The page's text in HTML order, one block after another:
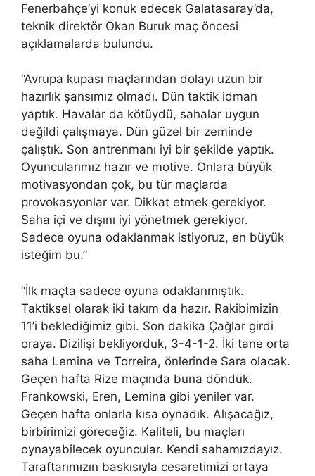
Fenerbahçe’yi konuk edecek Galatasaray’da,
teknik direktör Okan Buruk maç öncesi
açıklamalarda bulundu.
“Avrupa kupası maçlarından dolayı uzun bir
hazırlık şansımız olmadı. Dün taktik idman
yaptık. Havalar da kötüydü, sahalar uygun
değildi çalışmaya. Dün güzel bir zeminde
çalıştık. Son antrenmanı iyi bir şekilde yaptık.
Oyuncularımız hazır ve motive. Onlara büyük
motivasyondan çok, bu tür maçlarda
provokasyonlar var. Dikkat etmek gerekiyor.
Saha içi ve dışını iyi yönetmek gerekiyor.
Sadece oyuna odaklanmak istiyoruz, en büyük
isteğim bu.”
“İlk maçta sadece oyuna odaklanmıştık.
Taktiksel olarak iki takım da hazır. Rakibimizin
11’i beklediğimiz gibi. Son dakika Çağlar girdi
oraya. Dizilişi bekliyorduk, 3-4-1-2. İki tane orta
saha Lemina ve Torreira, önlerinde Sara olacak.
Geçen hafta Rize maçında buna döndük.
Frankowski, Eren, Lemina gibi yeniler var.
Geçen hafta onlarla kısa oynadık. Alışacağız,
birbirimizi göreceğiz. Kaliteli, bu maçları
oynayabilecek oyuncular. Kendi sahamızdayız.
Taraftarımızın baskısıyla cesaretimizi ortaya